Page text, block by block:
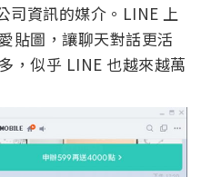
司資訊的媒介。LINE 上
貼圖，讓聊天對話更活
，似乎 LINE 也越來越萬